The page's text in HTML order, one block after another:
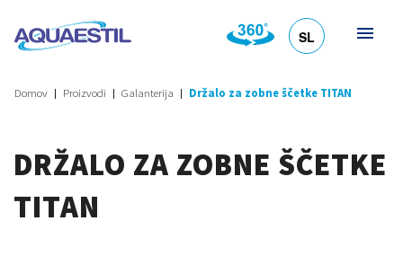
SL
Domov Proizvodi Galanterija Držalo za zobne ščetke TITAN
DRŽALO ZA ZOBNE ŠČETKE
TITAN